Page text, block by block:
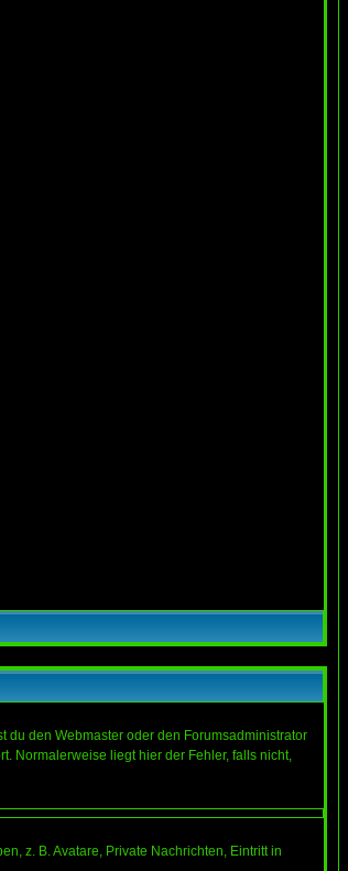
du den Webmaster oder den Forumsadministrator
Normalerweise liegt hier der Fehler, falls nicht,
z. B. Avatare, Private Nachrichten, Eintritt in